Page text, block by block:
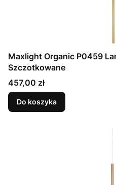
Maxlight Organic P0459
Szczotkowane
Cena
457,00 zł
Do koszyka